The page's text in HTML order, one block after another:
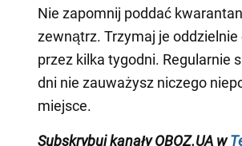
Nie zapomnij poddać
zewnątrz. Trzymaj je
przez kilka tygodni. Regularnie
dni nie zauważysz niczego
miejsce.
Subskrybuj kanały OBOZ.UA w